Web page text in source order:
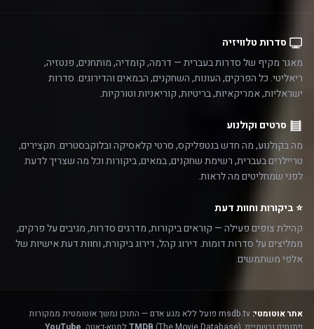
סדרות טלוויזיה
מאגר מקיף של סדרות בעברית — דרמה, קומדיה, מותחנים, פנטזיה,
ריאליטי. כל הפרקים, העונות, השחקנים, הבמאים והדירוגים. סדרות
ישראליות, אמריקאיות, בריטיות, קוריאניות וטורקיות.
סרטים וקולנוע
מה בקולנוע, מה חדש בנטפליקס, סרטי קלאסיקה ובלוקבסטרים. תקצירים,
טריילרים בעברית, רשימת שחקנים, במאים, ביקורות וכל מה שצריך לדעת
לפני שמחליטים מה לראות.
⭐ ביקורות וחוות דעת
קהילת צופים פעילה — קוראים ביקורות, מדרגים סדרות, מגיבים על פרקים,
ממליצים על סדרות דומות. דירוג קהל, דירוג ביקורת, וחוות דעת אישיות של
אלפי משתמשים.
אתר אוטומטי:
msdb.tv פועל ללא מגע אדם — התוכן נמשך אוטומטית ממקורות